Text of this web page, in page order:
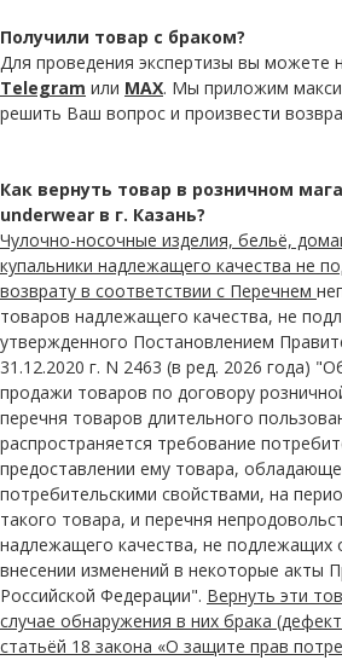
Получили товар с браком?
Для проведения экспертизы вы можете
Telegram или MAX. Мы приложим
решить Ваш вопрос и произвести
Как вернуть товар в розничном
underwear в г. Казань?
Чулочно-носочные изделия, бельё,
купальники надлежащего качества не
возврату в соответствии с Перечнем
товаров надлежащего качества, не
утвержденного Постановлением
31.12.2020 г. N 2463 (в ред. 2026 года)
продажи товаров по договору
перечня товаров длительного
распространяется требование
предоставлении ему товара,
потребительскими свойствами, на
такого товара, и перечня
надлежащего качества, не подлежащих
внесении изменений в некоторые акты
Российской Федерации". Вернуть эти
случае обнаружения в них брака
статьёй 18 закона «О защите прав